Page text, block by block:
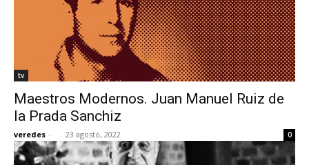
tv
Maestros Modernos. Juan Manuel Ruiz de
la Prada Sanchiz
veredes - 23 agosto, 2022 0